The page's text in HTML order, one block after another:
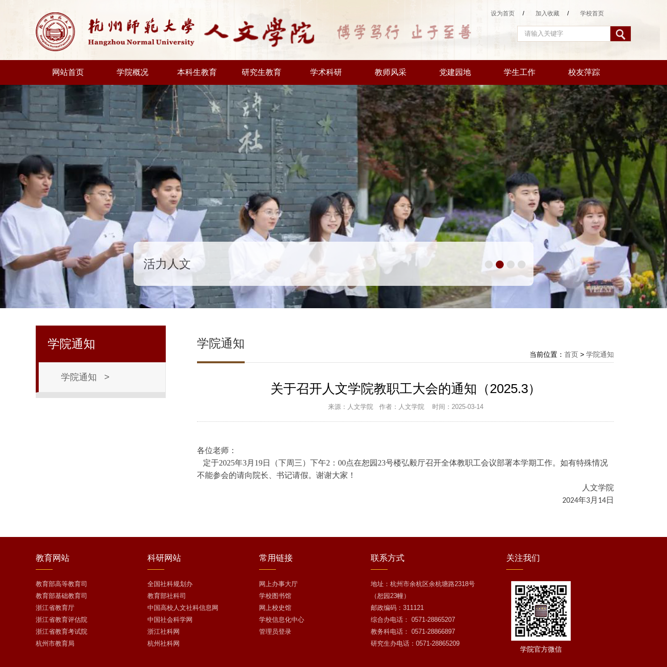
设为首页 / 加入收藏 / 学校首页
网站首页 学院概况 本科生教育 研究生教育 学术科研 教师风采 党建园地 学生工作 校友萍踪
活力人文
当前位置： 首页 > 学院通知
学院通知
关于召开人文学院教职工大会的通知（2025.3）
来源：人文学院 作者：人文学院 时间：2025-03-14
各位老师：
定于2025年3月19日（下周三）下午2：00点在恕园23号楼弘毅厅召开全体教职工会议部署本学期工作。如有特殊情况
不能参会的请向院长、书记请假。谢谢大家！
人文学院
2024年3月 14日
学院通知
学院通知 >
关注我们
学院官方微信
教育 网站
教育部高等教育司
教育部基础教育司
浙江省教育厅
浙江省教育评估院
浙江省教育考试院
杭州市教育局
科研网站
全国社科规划办
教育部社科司
中国高校人文社科信息网
中国社会科学网
浙江社科网
杭州社科网
常用链接
网上办事大厅
学校图书馆
网上校史馆
学校信息化中心
管理员登录
联系方式
地址：杭州市余杭区余杭塘路2318号
（恕园23幢）
邮政编码：311121
综合办电话： 0571-28865207
教务科电话： 0571-28866897
研究生办电话：0571-28865209